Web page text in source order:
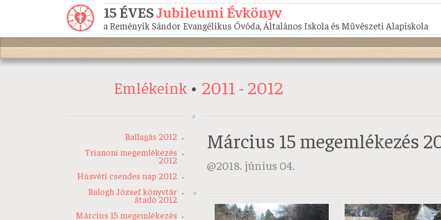
15 ÉVESJubileumi Évkönyv
a Reményik Sándor Evangélikus Óvóda, Általános Iskola és Művészeti Alapiskola
Emlékeink 2011 - 2012
Ballagás 2012
Trianoni megemlékezés
2012
Húsvéti csendes nap 2012
Balogh József könyvtár
átadó 2012
Március 15 megemlékezés
Március 15 megemlékezés
2018. június 04.